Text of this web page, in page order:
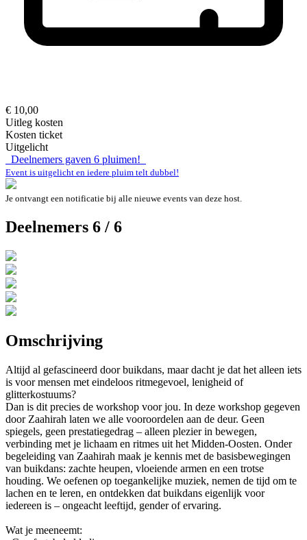
€ 10,00
Uitleg kosten
Kosten ticket
Uitgelicht
Deelnemers gaven 6 pluimen!
Event is uitgelicht en iedere pluim telt dubbel!
Je ontvangt een notificatie bij alle nieuwe events van deze host.
Deelnemers 6 / 6
Omschrijving
Altijd al gefascineerd door buikdans, maar dacht je dat het alleen iets
is voor mensen met eindeloos ritmegevoel, lenigheid of
glitterkostuums?
Dan is dit precies de workshop voor jou. In deze workshop gegeven
door Zaahirah laten we alle vooroordelen aan de deur. Geen
spiegels, geen prestatiegedrag – alleen plezier in bewegen,
verbinding met je lichaam en ritmes uit het Midden-Oosten. Onder
begeleiding van Zaahirah maak je kennis met de basisbewegingen
van buikdans: zachte heupen, vloeiende armen en een trotse
houding. We oefenen op toegankelijke muziek, nemen de tijd om te
lachen en te leren, en ontdekken dat buikdans eigenlijk voor
iedereen is – ongeacht leeftijd, gender of ervaring.
Wat je meeneemt: